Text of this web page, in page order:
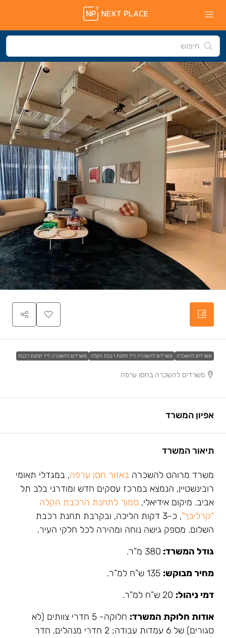
משרדים להשכרה משרדים להשכרה ליד תחנת רכבת הקלה משרדים להשכרה ליד תחנת רכבת
משרדים להשכרה בחסן ערפה
אפיון המשרד
תיאור המשרד
משרד מרוהט להשכרה באזור חסן ערפה, במגדלי תאומי
רובינשטיין, הנמצא במרכז עסקים חדש ומודרני בלב תל
אביב. מיקום אידיאלי, סמוך לתחנת הרכבת הקלה
“קרליבך”
, כ-3 דקות הליכה, ובקרבת תחנת רכבת
השלום. מספק גישה נוחה ומהירה לכל חלקי העיר.
גודל המשרד: 380 מ”ר.
מחיר מבוקש:
דמי ניהול:
אודות חלוקת המשרד:
חלוקה- 5 חדרי צוותים (לא
סגורים) של 6 עמדות עבודה; 2 חדרי מנהלים, חדר